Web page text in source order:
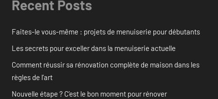
Recent Posts
Faites-le vous-même : projets de menuiserie pour débutants
Les secrets pour exceller dans la menuiserie actuelle
Comment réussir sa rénovation complète de maison dans les
règles de l’art
Nouvelle étape ? C’est le bon moment pour rénover